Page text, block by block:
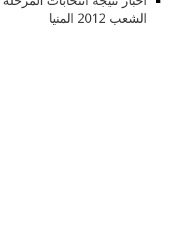
الشعب 2012 المنيا